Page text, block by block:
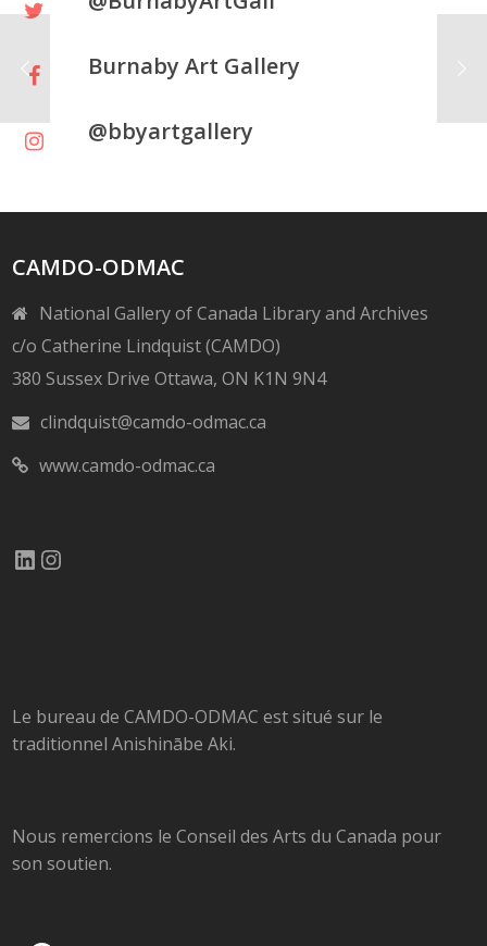
Burnaby Art Gallery
@bbyartgallery
CAMDO-ODMAC
National Gallery of Canada Library and Archives
c/o Catherine Lindquist (CAMDO)
380 Sussex Drive Ottawa, ON K1N 9N4
clindquist@camdo-odmac.ca
www.camdo-odmac.ca
LinkedIn
Instagram
Le bureau de CAMDO-ODMAC est situé sur le
traditionnel Anishinābe Aki.
Nous remercions le Conseil des Arts du Canada pour
son soutien.